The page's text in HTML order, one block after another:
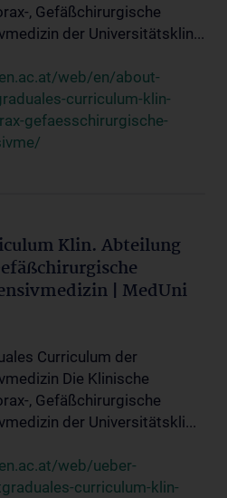
, Gefäßchirurgische
der Universitätsklin...
web/en/about-
curriculum-klin-
gefaesschirurgische-
Klin. Abteilung
| MedUni
Curriculum der
Die Klinische
, Gefäßchirurgische
der Universitätskli...
web/ueber-
curriculum-klin-